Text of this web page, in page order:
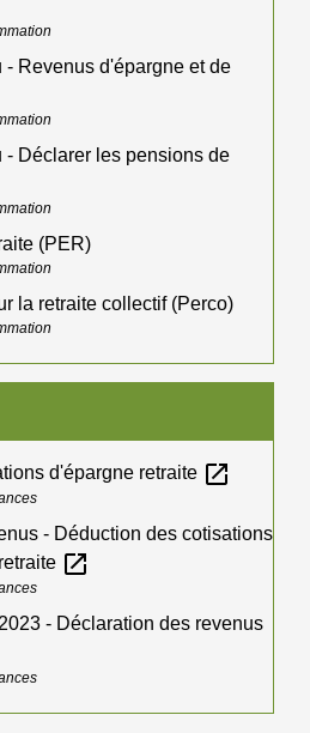
- Revenus d'épargne et de
- Déclarer les pensions de
(PER)
la retraite collectif (Perco)
d'épargne retraite open_in_new
- Déduction des cotisations
open_in_new
- Déclaration des revenus